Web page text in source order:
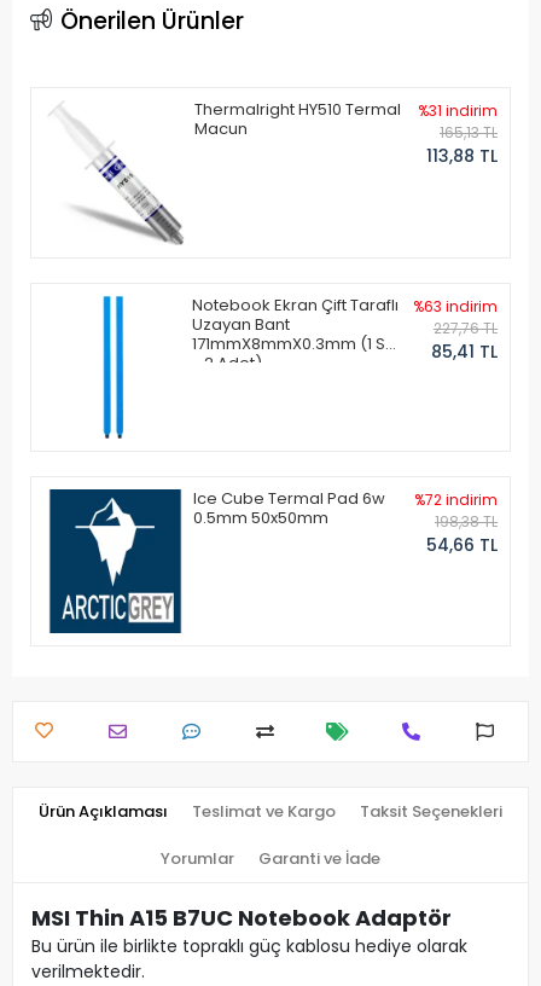
Önerilen Ürünler
Thermalright HY510 Termal
Macun
%31 indirim
165,13 TL
113,88 TL
Notebook Ekran Çift Taraflı
Uzayan Bant
171mmX8mmX0.3mm (1 Set
- 2 Adet)
%63 indirim
227,76 TL
85,41 TL
Ice Cube Termal Pad 6w
0.5mm 50x50mm
%72 indirim
198,38 TL
54,66 TL
Ürün Açıklaması Teslimat ve Kargo Taksit Seçenekleri
Yorumlar Garanti ve İade
MSI Thin A15 B7UC Notebook Adaptör
Bu ürün ile birlikte topraklı güç kablosu hediye olarak
verilmektedir.